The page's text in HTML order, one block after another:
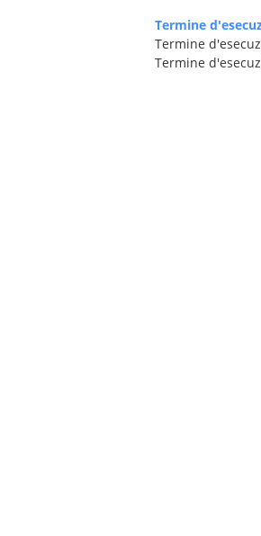
Termine
Termine
Termine